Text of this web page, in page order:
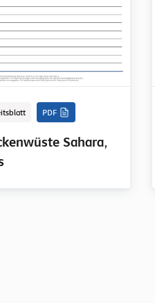
PDF
Sahara,